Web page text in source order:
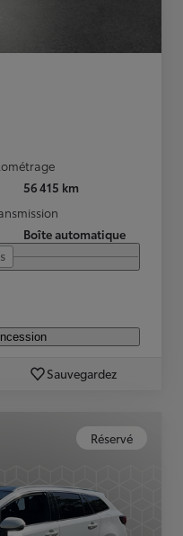
56 415 km
Boîte automatique
Sauvegardez
Réservé